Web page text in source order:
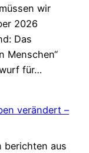
wir
2026
Das
Menschen“
für…
z
e
verändert –
berichten aus